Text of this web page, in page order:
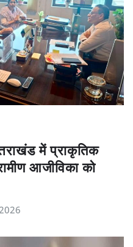
में प्राकृतिक
आजीविका को